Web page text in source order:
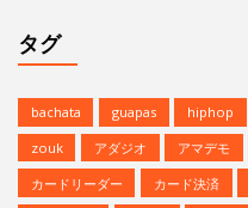
タグ
bachata guapas hiphop
zouk
アダジオ アマデモ
カードリーダー
カード決済